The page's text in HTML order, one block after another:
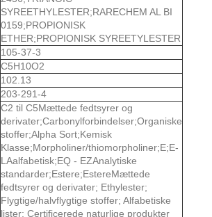
SYREETHYLESTER;RARECHEM AL BI
0159;PROPIONISK
ETHER;PROPIONISK SYREETYLESTER
105-37-3
C5H10O2
102.13
203-291-4
C2 til C5Mættede fedtsyrer og
derivater;Carbonylforbindelser;Organiske
stoffer;Alpha Sort;Kemisk
Klasse;Morpholiner/thiomorpholiner;E;E-
LAalfabetisk;EQ - EZAnalytiske
standarder;Estere;EstereMættede
fedtsyrer og derivater; Ethylester;
Flygtige/halvflygtige stoffer; Alfabetiske
lister; Certificerede naturlige produkter